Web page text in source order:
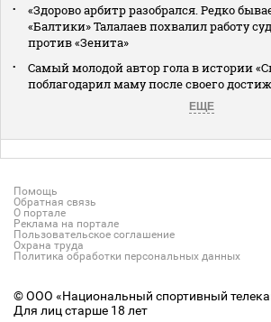
«Здорово арбитр разобрался. Редко
«Балтики» Талалаев похвалил работу
против «Зенита»
Самый молодой автор гола в истории
поблагодарил маму после своего
ЕЩЕ
Помощь
Обратная связь
О портале
Реклама на портале
Пользовательское соглашение
Охрана труда
Политика обработки персональных данных
© ООО «Национальный спортивный
Для лиц старше 18 лет